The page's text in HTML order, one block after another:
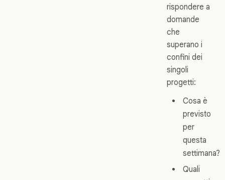
rispondere a
domande
che
superano i
confini dei
singoli
progetti:
Cosa è
previsto
per
questa
settimana?
Quali